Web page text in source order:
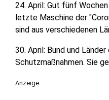
24. April: Gut fünf
letzte Maschine der
sind aus verschiedenen
30. April: Bund und
Schutzmaßnahmen. Sie
Anzeige